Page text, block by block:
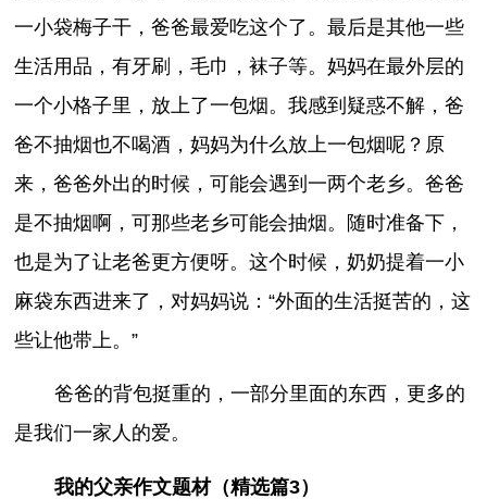
一小袋梅子干，爸爸最爱吃这个了。最后是其他一些
生活用品，有牙刷，毛巾，袜子等。妈妈在最外层的
一个小格子里，放上了一包烟。我感到疑惑不解，爸
爸不抽烟也不喝酒，妈妈为什么放上一包烟呢？原
来，爸爸外出的时候，可能会遇到一两个老乡。爸爸
是不抽烟啊，可那些老乡可能会抽烟。随时准备下，
也是为了让老爸更方便呀。这个时候，奶奶提着一小
麻袋东西进来了，对妈妈说：“外面的生活挺苦的，这
些让他带上。”
爸爸的背包挺重的，一部分里面的东西，更多的
是我们一家人的爱。
我的父亲作文题材（精选篇3）